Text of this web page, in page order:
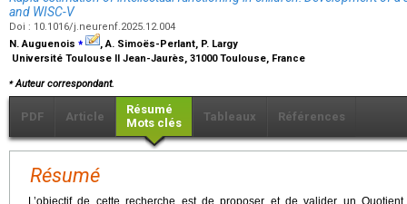
and WISC-V
Doi : 10.1016/j.neurenf.2025.12.004
N. Auguenois ⁎
, A. Simoës-Perlant, P. Largy
Université Toulouse II Jean-Jaurès, 31000 Toulouse, France
⁎Auteur correspondant.
PDF Article
Résumé
Mots clés
Tableaux Références
Résumé